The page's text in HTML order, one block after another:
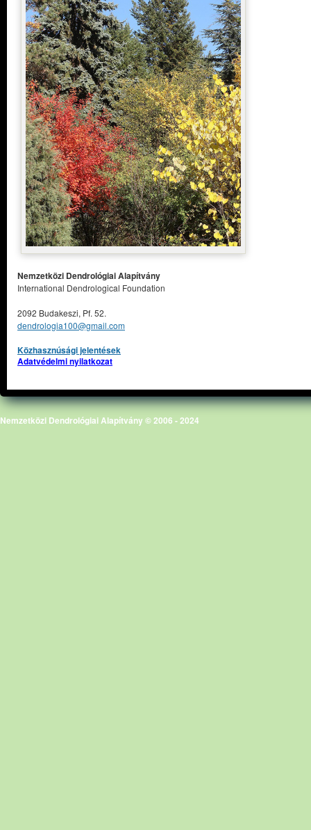
Nemzetközi Dendrológiai Alapítvány
International Dendrological Foundation
2092 Budakeszi, Pf. 52.
dendrologia100@gmail.com
Közhasznúsági jelentések
Adatvédelmi nyilatkozat
Nemzetközi Dendrológiai Alapítvány © 2006 - 2024